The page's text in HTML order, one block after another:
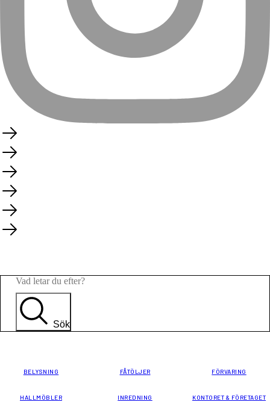
Sök
BELYSNING FÅTÖLJER FÖRVARING
HALLMÖBLER INREDNING KONTORET & FÖRETAGET